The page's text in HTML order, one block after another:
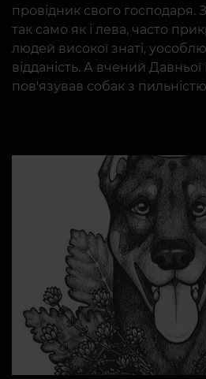
провідник свого
так само як і лева, часто
людей високої знаті,
відданість. А вчений Давньої
пов'язував собак з